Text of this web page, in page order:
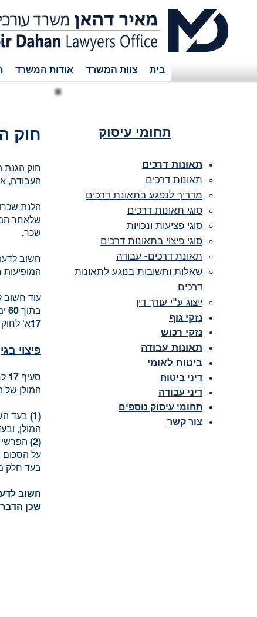
בית צוות המשרד אודות המשרד
חוק
העבודה,
הלנת
שכר.
חשוב
עוד חשוב
17א' לחוק הגנת השכר.
פיצוי
המולן של
(1) בעד
המולן,
על הסכום
בעד חלק מחודש
חשוב
שכן
תחומי עיסוק
תאונות דרכים
תאונות דרכים
מדריך לנפגע בתאונת דרכים
סוגי תאונות דרכים
סוגי פציעות ונכויות
סוגי פיצוי בתאונות דרכים
תאונת דרכים- עבודה
שאלות ותשובות בנוגע לתאונות
דרכים
ייצוג ע"י עורך דין
נזקי גוף
נזקי רכוש
תאונות עבודה
ביטוח לאומי
דיני ביטוח
דיני עבודה
תחומי עיסוק נוספים
צור קשר